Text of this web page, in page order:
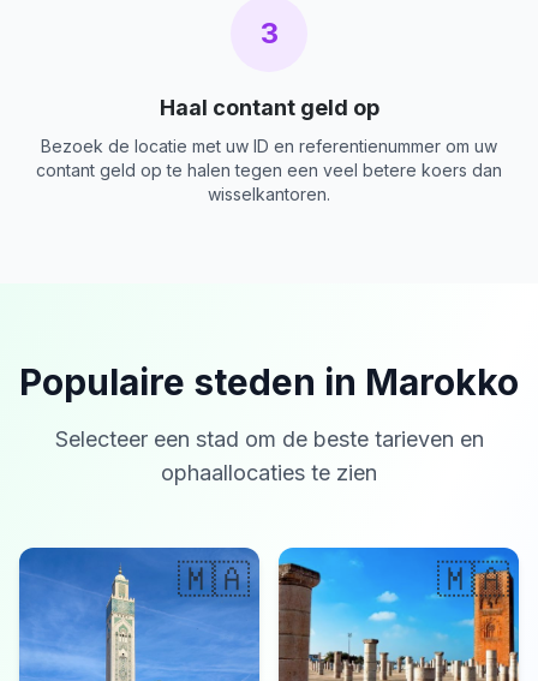
3
Haal contant geld op
Bezoek de locatie met uw ID en referentienummer om uw
contant geld op te halen tegen een veel betere koers dan
wisselkantoren.
Populaire steden in Marokko
Selecteer een stad om de beste tarieven en
ophaallocaties te zien
🇲🇦 🇲🇦